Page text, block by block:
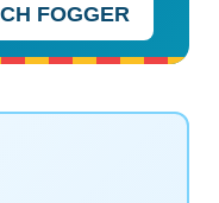
FOGGER